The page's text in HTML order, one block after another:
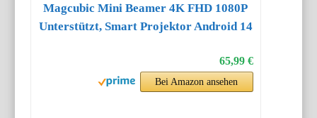
Magcubic Mini Beamer 4K FHD 1080P
Unterstützt, Smart Projektor Android 14
65,99 €
Bei Amazon ansehen